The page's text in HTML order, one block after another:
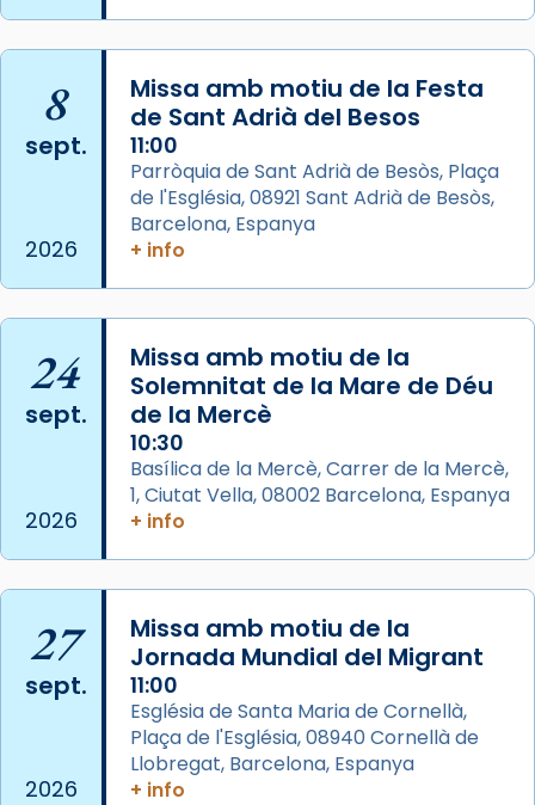
L’arquebisbe de Barcelona, el cardenal Joan
Josep Omella, ha presidit la missa i l’ha
concelebrat el bisbe auxiliar de Barcelona,
Mons. David Abadías.
📸 Dr. G. Simón
View on Facebook ·
Arquebisbat de Barcelona
Memòria de les santes Juliana i
Semproniana, verges i màrtirs.
Acompanyant la història de sant Cugat, a
partir de l’Edat Mitjana sorgeix la tradició
que les santes Juliana (“relatiu a Júlia”) i
que les santes són filles de l’antiga Iluro.
Mataró en reivindicarà les relíq
...Ver más
View on Facebook · Share
8
sept.
2026
Missa amb motiu de la Festa
de Sant Adrià del Besos
11:00
Parròquia de Sant Adrià de Besòs, Plaça
de l'Església, 08921 Sant Adrià de Besòs,
Barcelona, Espanya
+ info
24
sept.
2026
Missa amb motiu de la
Solemnitat de la Mare de Déu
de la Mercè
10:30
Basílica de la Mercè, Carrer de la Mercè,
1, Ciutat Vella, 08002 Barcelona, Espanya
+ info
27
sept.
2026
Missa amb motiu de la
Jornada Mundial del Migrant
11:00
Església de Santa Maria de Cornellà,
Plaça de l'Església, 08940 Cornellà de
Llobregat, Barcelona, Espanya
+ info